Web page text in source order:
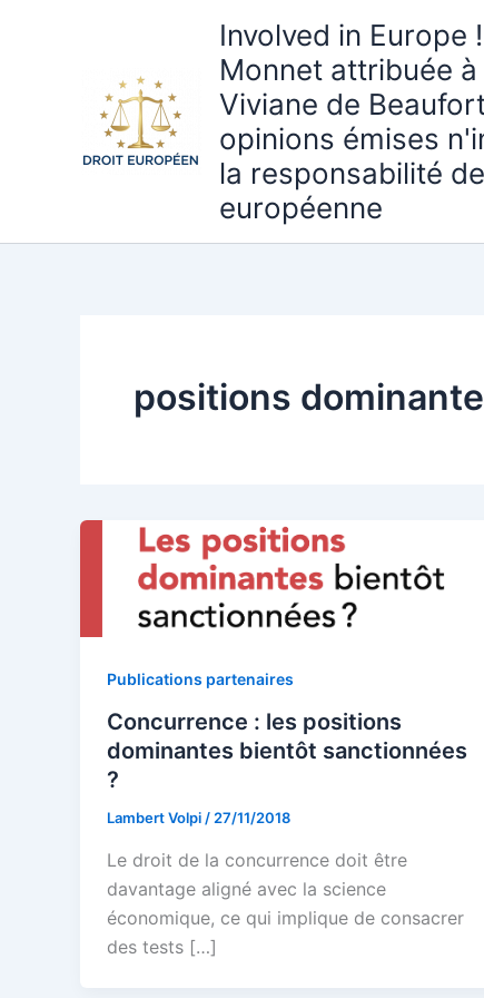
Involved in Europe
Monnet attribuée
Viviane de
opinions émises
la responsabilité
européenne
positions
Publications partenaires
Concurrence : les positions
dominantes bientôt sanctionnées
?
Lambert Volpi / 27/11/2018
Le droit de la concurrence doit être
davantage aligné avec la science
économique, ce qui implique de consacrer
des tests […]